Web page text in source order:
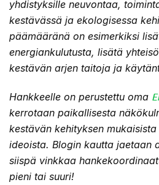
yhdistyksille neuvontaa,
kestävässä ja ekologisessa
päämääränä on esimerkiksi
energiankulutusta, lisätä
kestävän arjen taitoja ja
Hankkeelle on perustettu oma
kerrotaan paikallisesta
kestävän kehityksen
ideoista. Blogin kautta jaetaan
siispä vinkkaa
pieni tai suuri!